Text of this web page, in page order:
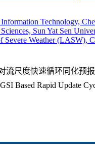
Technology,
Sun Yat Sen
Severe Weather (LASW),
流尺度快速循环同化预报
Based Rapid Update